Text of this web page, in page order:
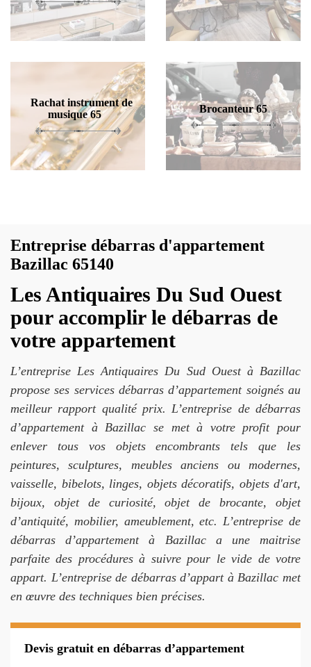
Rachat instrument de
musique 65
Brocanteur 65
Entreprise débarras d'appartement
Bazillac 65140
Les Antiquaires Du Sud Ouest
pour accomplir le débarras de
votre appartement
L’entreprise Les Antiquaires Du Sud Ouest à Bazillac
propose ses services débarras d’appartement soignés au
meilleur rapport qualité prix. L’entreprise de débarras
d’appartement à Bazillac se met à votre profit pour
enlever tous vos objets encombrants tels que les
peintures, sculptures, meubles anciens ou modernes,
vaisselle, bibelots, linges, objets décoratifs, objets d'art,
bijoux, objet de curiosité, objet de brocante, objet
d’antiquité, mobilier, ameublement, etc. L’entreprise de
débarras d’appartement à Bazillac a une maitrise
parfaite des procédures à suivre pour le vide de votre
appart. L’entreprise de débarras d’appart à Bazillac met
en œuvre des techniques bien précises.
Devis gratuit en débarras d’appartement